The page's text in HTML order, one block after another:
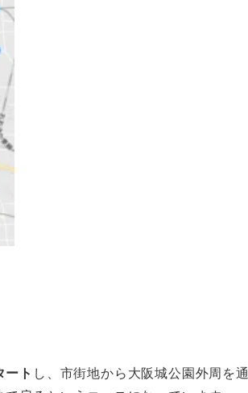
ート し、市街地から大阪城公園外周を通